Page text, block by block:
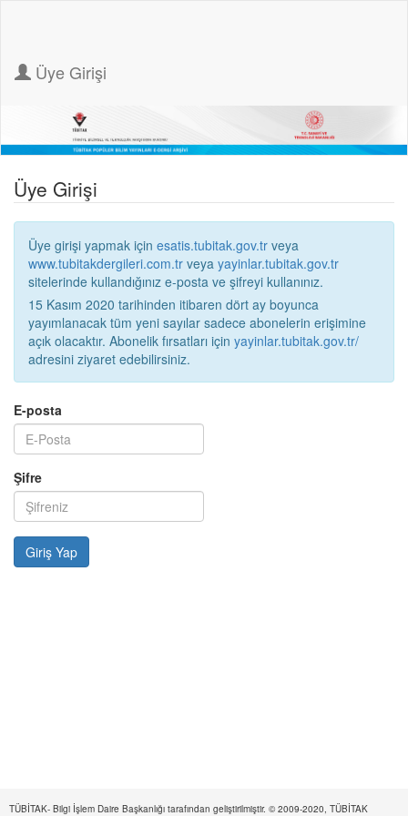
Üye Girişi
Üye Girişi
Üye girişi yapmak için esatis.tubitak.gov.tr veya
www.tubitakdergileri.com.tr veya yayinlar.tubitak.gov.tr
sitelerinde kullandığınız e-posta ve şifreyi kullanınız.
15 Kasım 2020 tarihinden itibaren dört ay boyunca
yayımlanacak tüm yeni sayılar sadece abonelerin erişimine
açık olacaktır. Abonelik fırsatları için yayinlar.tubitak.gov.tr/
adresini ziyaret edebilirsiniz.
E-posta
Şifre
TÜBİTAK- Bilgi İşlem Daire Başkanlığı tarafından geliştirilmiştir. © 2009-2020, TÜBİTAK